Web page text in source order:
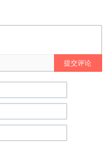
提交评论